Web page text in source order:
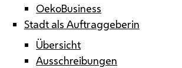
OekoBusiness
Stadt als Auftraggeberin
Übersicht
Ausschreibungen